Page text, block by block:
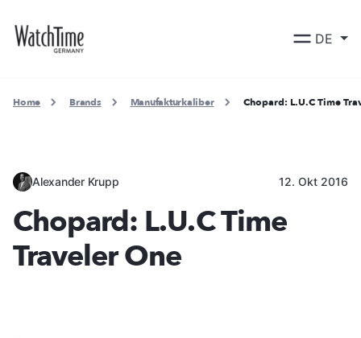
DE
Home Brands Manufakturkaliber Chopard: L.U.C Time
Alexander Krupp 12. Okt 2016
Chopard: L.U.C Time
Traveler One